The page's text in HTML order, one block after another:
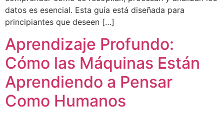
datos es esencial. Esta guía está diseñada para
principiantes que deseen […]
Aprendizaje Profundo:
Cómo las Máquinas Están
Aprendiendo a Pensar
Como Humanos